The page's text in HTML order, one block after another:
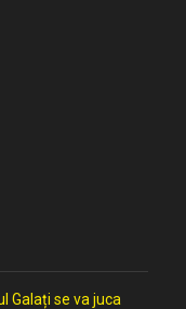
Galați se va juca